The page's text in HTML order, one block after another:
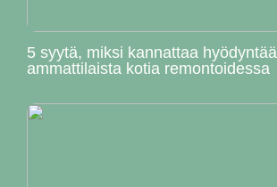
5 syytä, miksi kannattaa hyödyntää
ammattilaista kotia remontoidessa